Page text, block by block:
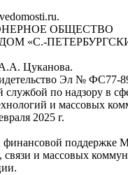
ОБЩЕСТВО
«С.-
Цуканова.
Эл № ФС77-
по надзору в
и массовых
2025 г.
поддержке
связи и массовых